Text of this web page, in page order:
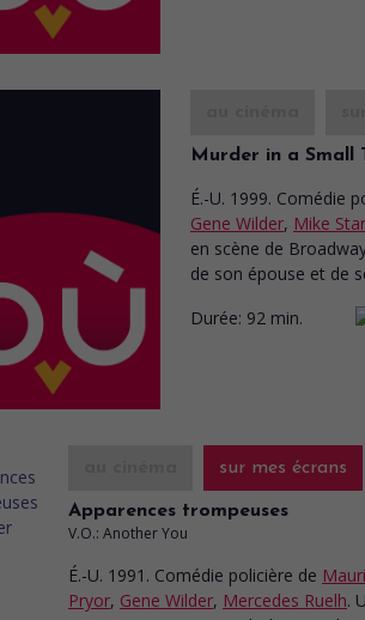
Murder in a Small
É.-U. 1999. Comédie
Gene Wilder, Mike
en scène de
de son épouse et de
Durée: 92 min.
sur mes écrans
Apparences trompeuses
V.O.: Another You
É.-U. 1991. Comédie policière de
Pryor, Gene Wilder, Mercedes Ruelh.